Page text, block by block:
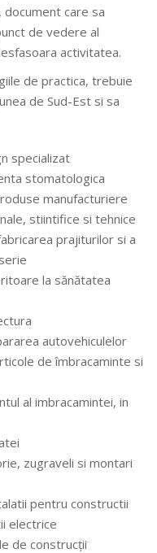
care sa
de vedere al
activitatea.
de practica, trebuie
de Sud-Est si sa
specializat
stomatologica
manufacturiere
stiintifice si tehnice
prajiturilor si a
la sănătatea
autovehiculelor
de îmbracaminte si
al imbracamintei, in
zugraveli si montari
pentru constructii
electrice
de construcții